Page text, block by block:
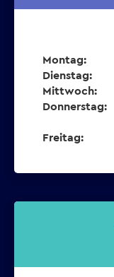
Montag:
Dienstag:
Mittwoch:
Donnerstag:
Freitag: